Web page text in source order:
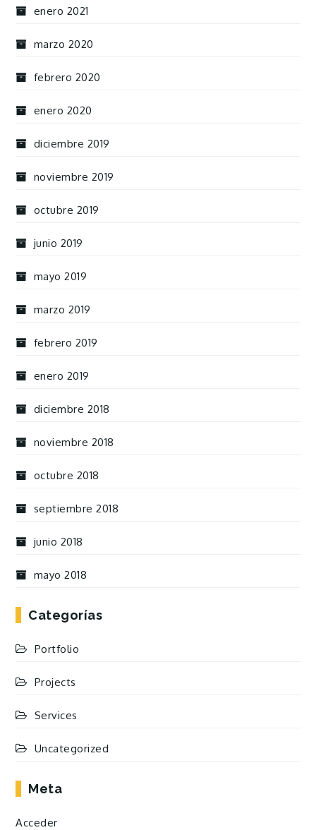
enero 2021
marzo 2020
febrero 2020
enero 2020
diciembre 2019
noviembre 2019
octubre 2019
junio 2019
mayo 2019
marzo 2019
febrero 2019
enero 2019
diciembre 2018
noviembre 2018
octubre 2018
septiembre 2018
junio 2018
mayo 2018
Categorías
Portfolio
Projects
Services
Uncategorized
Meta
Acceder